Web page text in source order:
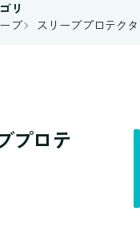
リ
ブ
スリーブプロテク
プロテ